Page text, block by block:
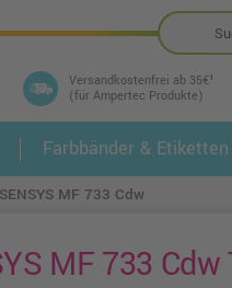
Versandkostenfrei ab 35€¹
(für Ampertec Produkte)
finden ➤ 1.
Farbbänder & Etiketten
MF 733 Cdw
MF 733